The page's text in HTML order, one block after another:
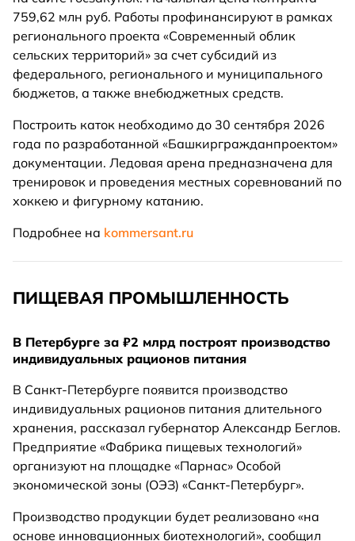
759,62 млн руб. Работы профинансируют в рамках
регионального проекта «Современный облик
сельских территорий» за счет субсидий из
федерального, регионального и муниципального
бюджетов, а также внебюджетных средств.
Построить каток необходимо до 30 сентября 2026
года по разработанной «Башкиргражданпроектом»
документации. Ледовая арена предназначена для
тренировок и проведения местных соревнований по
хоккею и фигурному катанию.
Подробнее на kommersant.ru
ПИЩЕВАЯ ПРОМЫШЛЕННОСТЬ
В Петербурге за ₽2 млрд построят производство
индивидуальных рационов питания
В Санкт-Петербурге появится производство
индивидуальных рационов питания длительного
хранения, рассказал губернатор Александр Беглов.
Предприятие «Фабрика пищевых технологий»
организуют на площадке «Парнас» Особой
экономической зоны (ОЭЗ) «Санкт-Петербург».
Производство продукции будет реализовано «на
основе инновационных биотехнологий», сообщил